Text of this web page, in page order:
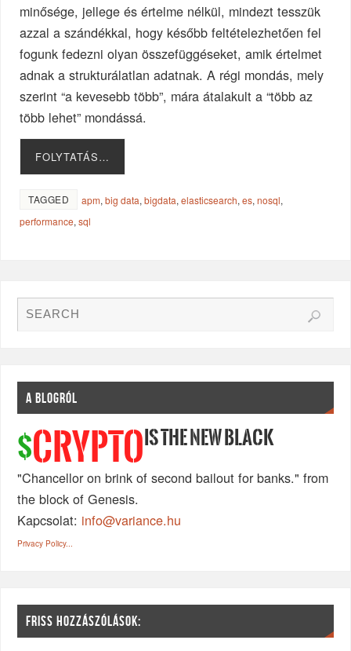
minősége, jellege és értelme nélkül, mindezt tesszük
azzal a szándékkal, hogy később feltételezhetően fel
fogunk fedezni olyan összefüggéseket, amik értelmet
adnak a strukturálatlan adatnak. A régi mondás, mely
szerint “a kevesebb több”, mára átalakult a “több az
több lehet” mondássá.
FOLYTATÁS…
TAGGED apm,big data,bigdata,elasticsearch,es,nosql,
performance,sql
A BLOGRÓL
$CRYPTO IS THE NEW BLACK
"Chancellor on brink of second bailout for banks." from
the block of Genesis.
Kapcsolat: info@variance.hu
Privacy Policy...
FRISS HOZZÁSZÓLÁSOK: